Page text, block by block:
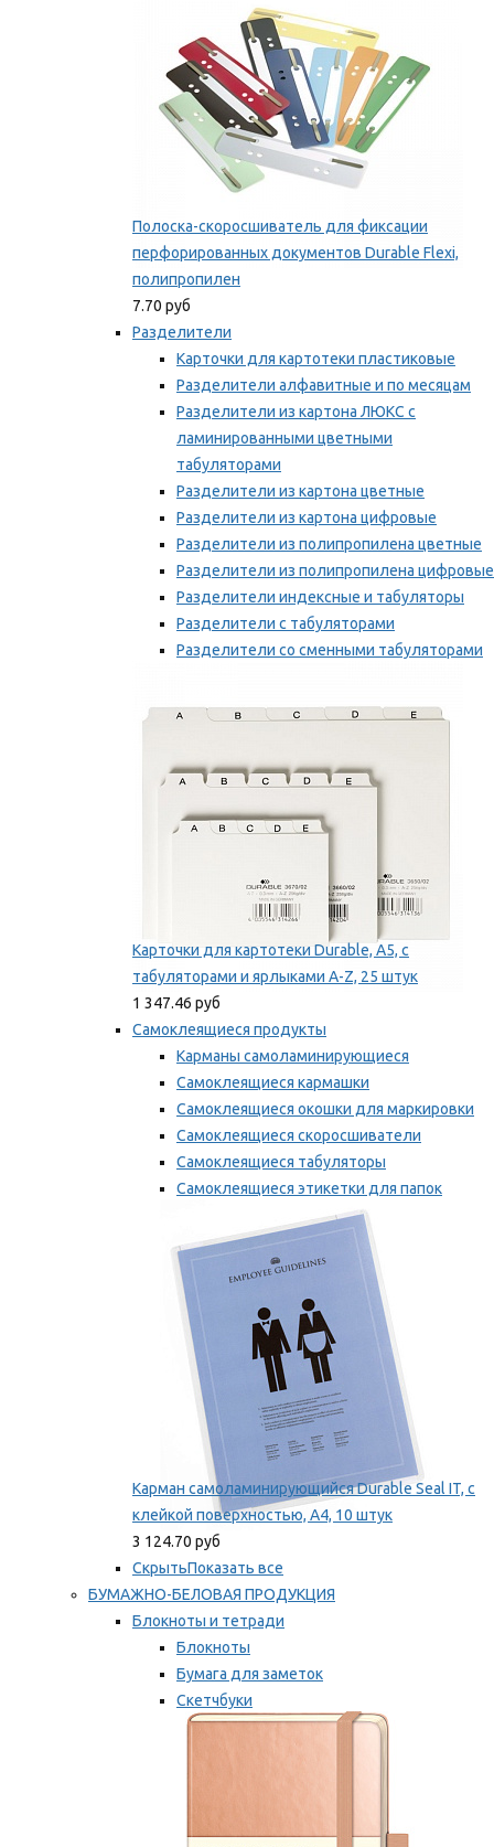
Полоска-скоросшиватель для фиксации
перфорированных документов Durable Flexi,
полипропилен
7.70 руб
Разделители
Карточки для картотеки пластиковые
Разделители алфавитные и по месяцам
Разделители из картона ЛЮКС с
ламинированными цветными
табуляторами
Разделители из картона цветные
Разделители из картона цифровые
Разделители из полипропилена цветные
Разделители из полипропилена цифровые
Разделители индексные и табуляторы
Разделители с табуляторами
Разделители со сменными табуляторами
Карточки для картотеки Durable, A5, с
табуляторами и ярлыками A-Z, 25 штук
1 347.46 руб
Самоклеящиеся продукты
Карманы самоламинирующиеся
Самоклеящиеся кармашки
Самоклеящиеся окошки для маркировки
Самоклеящиеся скоросшиватели
Самоклеящиеся табуляторы
Самоклеящиеся этикетки для папок
Таблички для маркировки
Мы рекомендуем
Карман самоламинирующийся Durable Seal IT, с
клейкой поверхностью, A4, 10 штук
3 124.70 руб
СкрытьПоказать все
БУМАЖНО-БЕЛОВАЯ ПРОДУКЦИЯ
Блокноты и тетради
Блокноты
Бумага для заметок
Скетчбуки
Тетради